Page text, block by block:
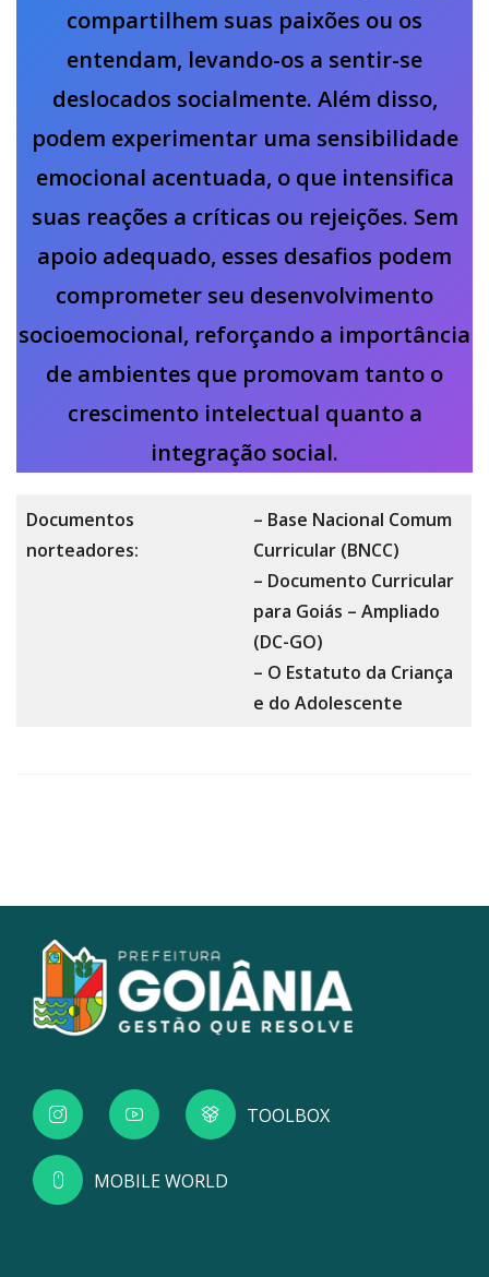
compartilhem suas paixões ou os
entendam, levando-os a sentir-se
deslocados socialmente. Além disso,
podem experimentar uma sensibilidade
emocional acentuada, o que intensifica
suas reações a críticas ou rejeições. Sem
apoio adequado, esses desafios podem
comprometer seu desenvolvimento
socioemocional, reforçando a importância
de ambientes que promovam tanto o
crescimento intelectual quanto a
integração social.
Documentos
norteadores:
– Base Nacional Comum
Curricular (BNCC)
– Documento Curricular
para Goiás – Ampliado
(DC-GO)
– O Estatuto da Criança
e do Adolescente
TOOLBOX
MOBILE WORLD